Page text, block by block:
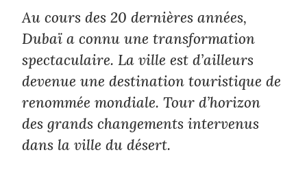
Au cours des 20 dernières années,
Dubaï a connu une transformation
spectaculaire. La ville est d’ailleurs
devenue une destination touristique de
renommée mondiale. Tour d’horizon
des grands changements intervenus
dans la ville du désert.